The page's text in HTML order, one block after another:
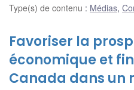
Type(s) de contenu : Médias,
Favoriser la
économique et
Canada dans un